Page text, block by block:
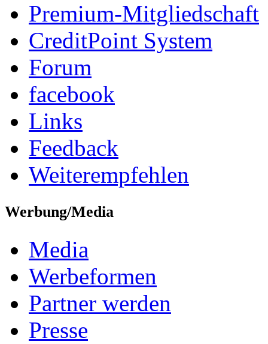
Premium-Mitgliedschaft
CreditPoint System
Forum
facebook
Links
Feedback
Weiterempfehlen
Werbung/Media
Media
Werbeformen
Partner werden
Presse